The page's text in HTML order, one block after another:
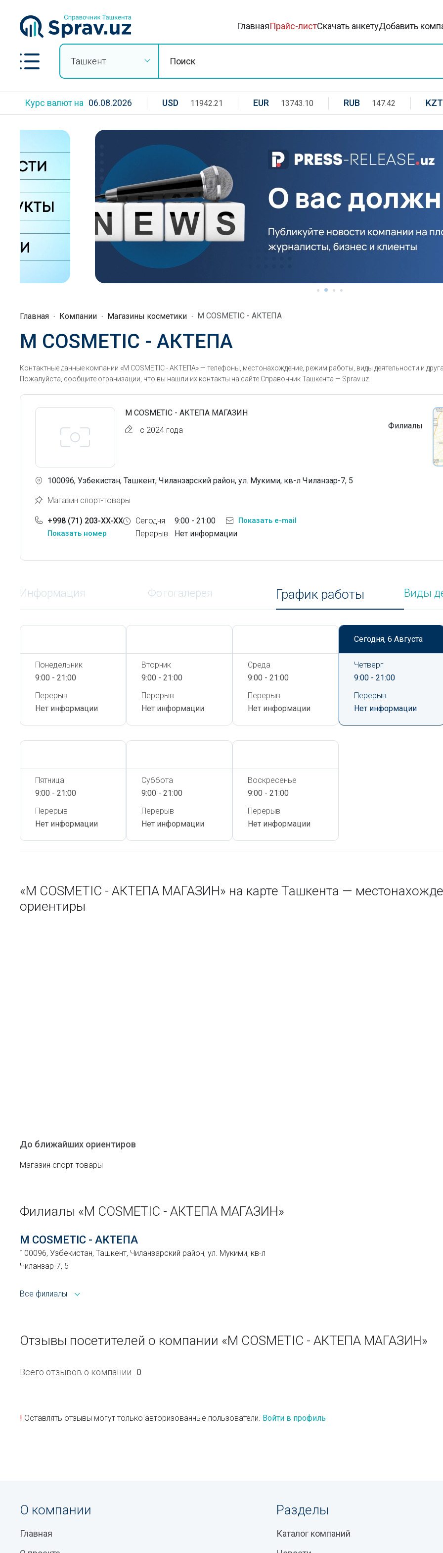
ГлавнаяПрайс-листСкачать анкетуДобавить
Ташкент
Курс валют на 06.08.2026 USD 11942.21 EUR 13743.10 RUB 147.42 KZT
Главная Компании Магазины косметики M COSMETIC - АКТЕПА
M COSMETIC - АКТЕПА
Контактные данные компании «M COSMETIC - АКТЕПА» — телефоны, местонахождение, режим работы, виды деятельности и
Пожалуйста, сообщите огранизации, что вы нашли их контакты на сайте Справочник Ташкента — Sprav.uz.
M COSMETIC - АКТЕПА МАГАЗИН
с 2024 года
Филиалы
100096, Узбекистан, Ташкент, Чиланзарский район, ул. Мукими, кв-л Чиланзар-7, 5
Магазин спорт-товары
+998 (71) 203-XX-XX
Показать номер
Сегодня
Перерыв
9:00 - 21:00
Нет информации
Показать e-mail
Информация Фотогалерея График работы Виды
Понедельник
9:00 - 21:00
Перерыв
Нет информации
Вторник
9:00 - 21:00
Перерыв
Нет информации
Среда
9:00 - 21:00
Перерыв
Нет информации
Сегодня, 6 Августа
Четверг
9:00 - 21:00
Перерыв
Нет информации
Пятница
9:00 - 21:00
Перерыв
Нет информации
Суббота
9:00 - 21:00
Перерыв
Нет информации
Воскресенье
9:00 - 21:00
Перерыв
Нет информации
«M COSMETIC - АКТЕПА МАГАЗИН» на карте Ташкента —
ориентиры
До ближайших ориентиров
Магазин спорт-товары
Филиалы «M COSMETIC - АКТЕПА МАГАЗИН»
M COSMETIC - АКТЕПА
100096, Узбекистан, Ташкент, Чиланзарский район, ул. Мукими, кв-л
Чиланзар-7, 5
Все филиалы
Отзывы посетителей о компании «M COSMETIC - АКТЕПА МАГАЗИН»
Всего отзывов о компании 0
! Оставлять отзывы могут только авторизованные пользователи. Войти в профиль
О компании
Главная
Разделы
Каталог компаний